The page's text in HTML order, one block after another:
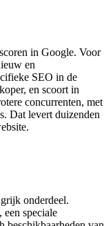
in Google. Voor
en
SEO in de
en scoort in
concurrenten, met
Dat levert duizenden
onderdeel.
een speciale